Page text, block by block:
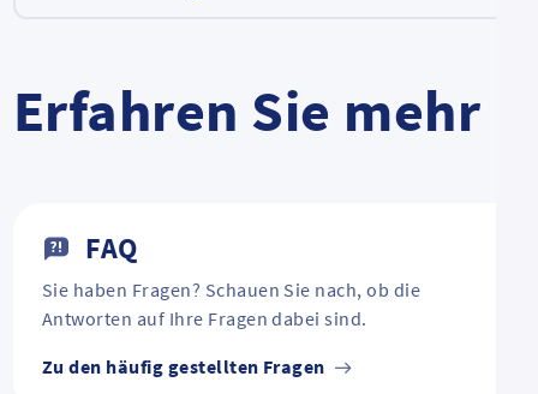
Erfahren Sie mehr
FAQ
Sie haben Fragen? Schauen Sie nach, ob die
Antworten auf Ihre Fragen dabei sind.
Zu den häufig gestellten Fragen